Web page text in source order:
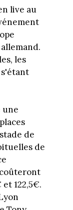
live au
les
une
de
de
122,5€.